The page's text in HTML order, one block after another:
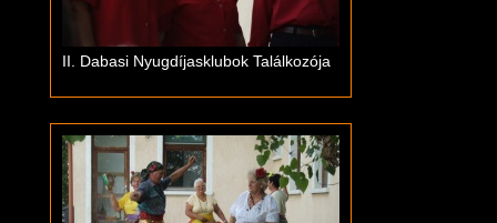
II. Dabasi Nyugdíjasklubok Találkozója